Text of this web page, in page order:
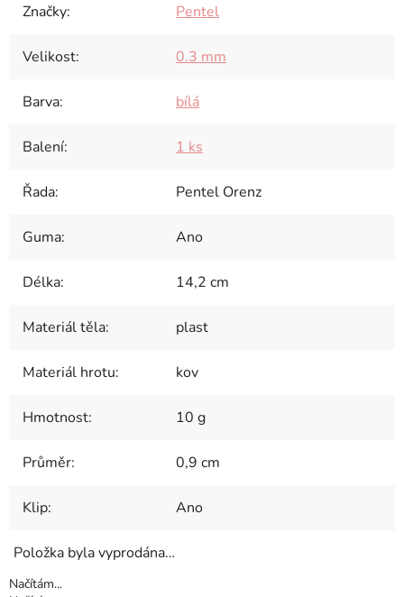
Značky: Pentel
Velikost: 0.3 mm
Barva: bílá
Balení: 1 ks
Řada: Pentel Orenz
Guma: Ano
Délka: 14,2 cm
Materiál těla: plast
Materiál hrotu: kov
Hmotnost: 10 g
Průměr: 0,9 cm
Klip: Ano
Položka byla vyprodána…
Načítám...